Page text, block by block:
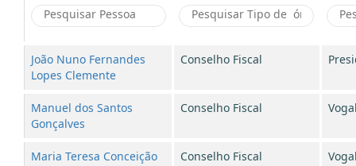
João Nuno Fernandes
Lopes Clemente
Conselho Fiscal
Manuel dos Santos
Gonçalves
Conselho Fiscal
Maria Teresa Conceição
Conselho Fiscal